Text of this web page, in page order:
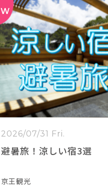
2026/07/31 Fri.
避暑旅！涼しい宿3選
京王観光